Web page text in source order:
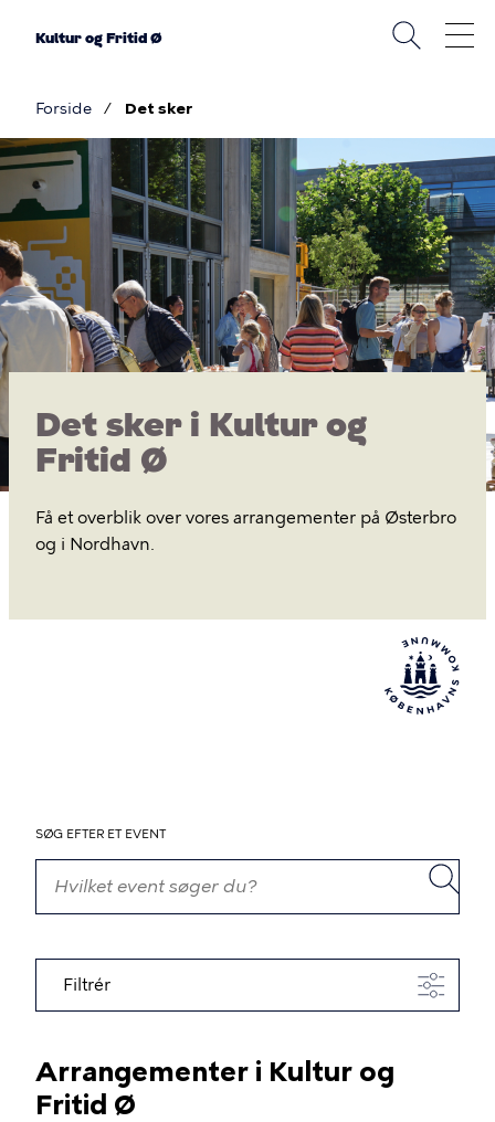
Kultur og Fritid Ø
Brødkrumme
Forside Det sker
Det
sker
i
Kultur
og
Fritid
Østerbro
Det sker i Kultur og
Fritid Ø
Få et overblik over vores arrangementer på Østerbro
og i Nordhavn.
Arrangementer i Kultur og
Fritid Ø
SØG EFTER ET EVENT
Filtrér